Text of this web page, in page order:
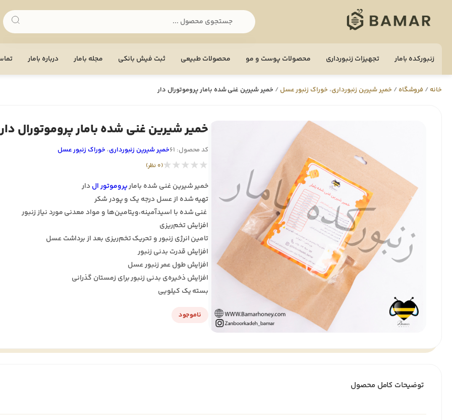
زنبورکده بامار تجهيزات زنبورداری محصولات پوست و مو محصولات طبیعی ثبت فیش بانکی مجله بامار درباره بامار
خانه / فروشگاه / خمیر شیرین زنبورداری، خوراک زنبور عسل / خمیر شیرین غنی شده بامار پروموتورال دار
خمیر شیرین غنی شده بامار پروموتورال دار
کد محصول: 61 خمیر شیرین زنبورداری، خوراک زنبور عسل
★★★★★(0 نظر)
خمیر شیرین غنی شده بامارپروموتور ال دار
تهیه شده از عسل درجه یک و پودر شکر
غنی شده با اسیدآمینه،ویتامین‌ها و مواد معدنی مورد نیاز زنبور
افزایش تخم‌ریزی
تامین انرژی زنبور و تحریک تخم‌ریزی بعد از برداشت عسل
افزایش قدرت بدنی زنبور
افزایش طول عمر زنبور عسل
افزایش ذخیره‌ی بدنی زنبور برای زمستان گذرانی
بسته یک کیلویی
ناموجود
توضیحات کامل محصول